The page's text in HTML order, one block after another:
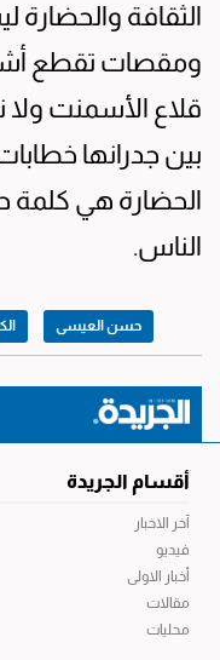
الثقافة والحضارة
ومقصات تقطع
قلاع الأسمنت ولا
بين جدرانها
الحضارة هي
الناس.
حسن العيسى
أقسام الجريدة
آخر الاخبار
فيديو
أخبار الاولى
مقالات
محليات